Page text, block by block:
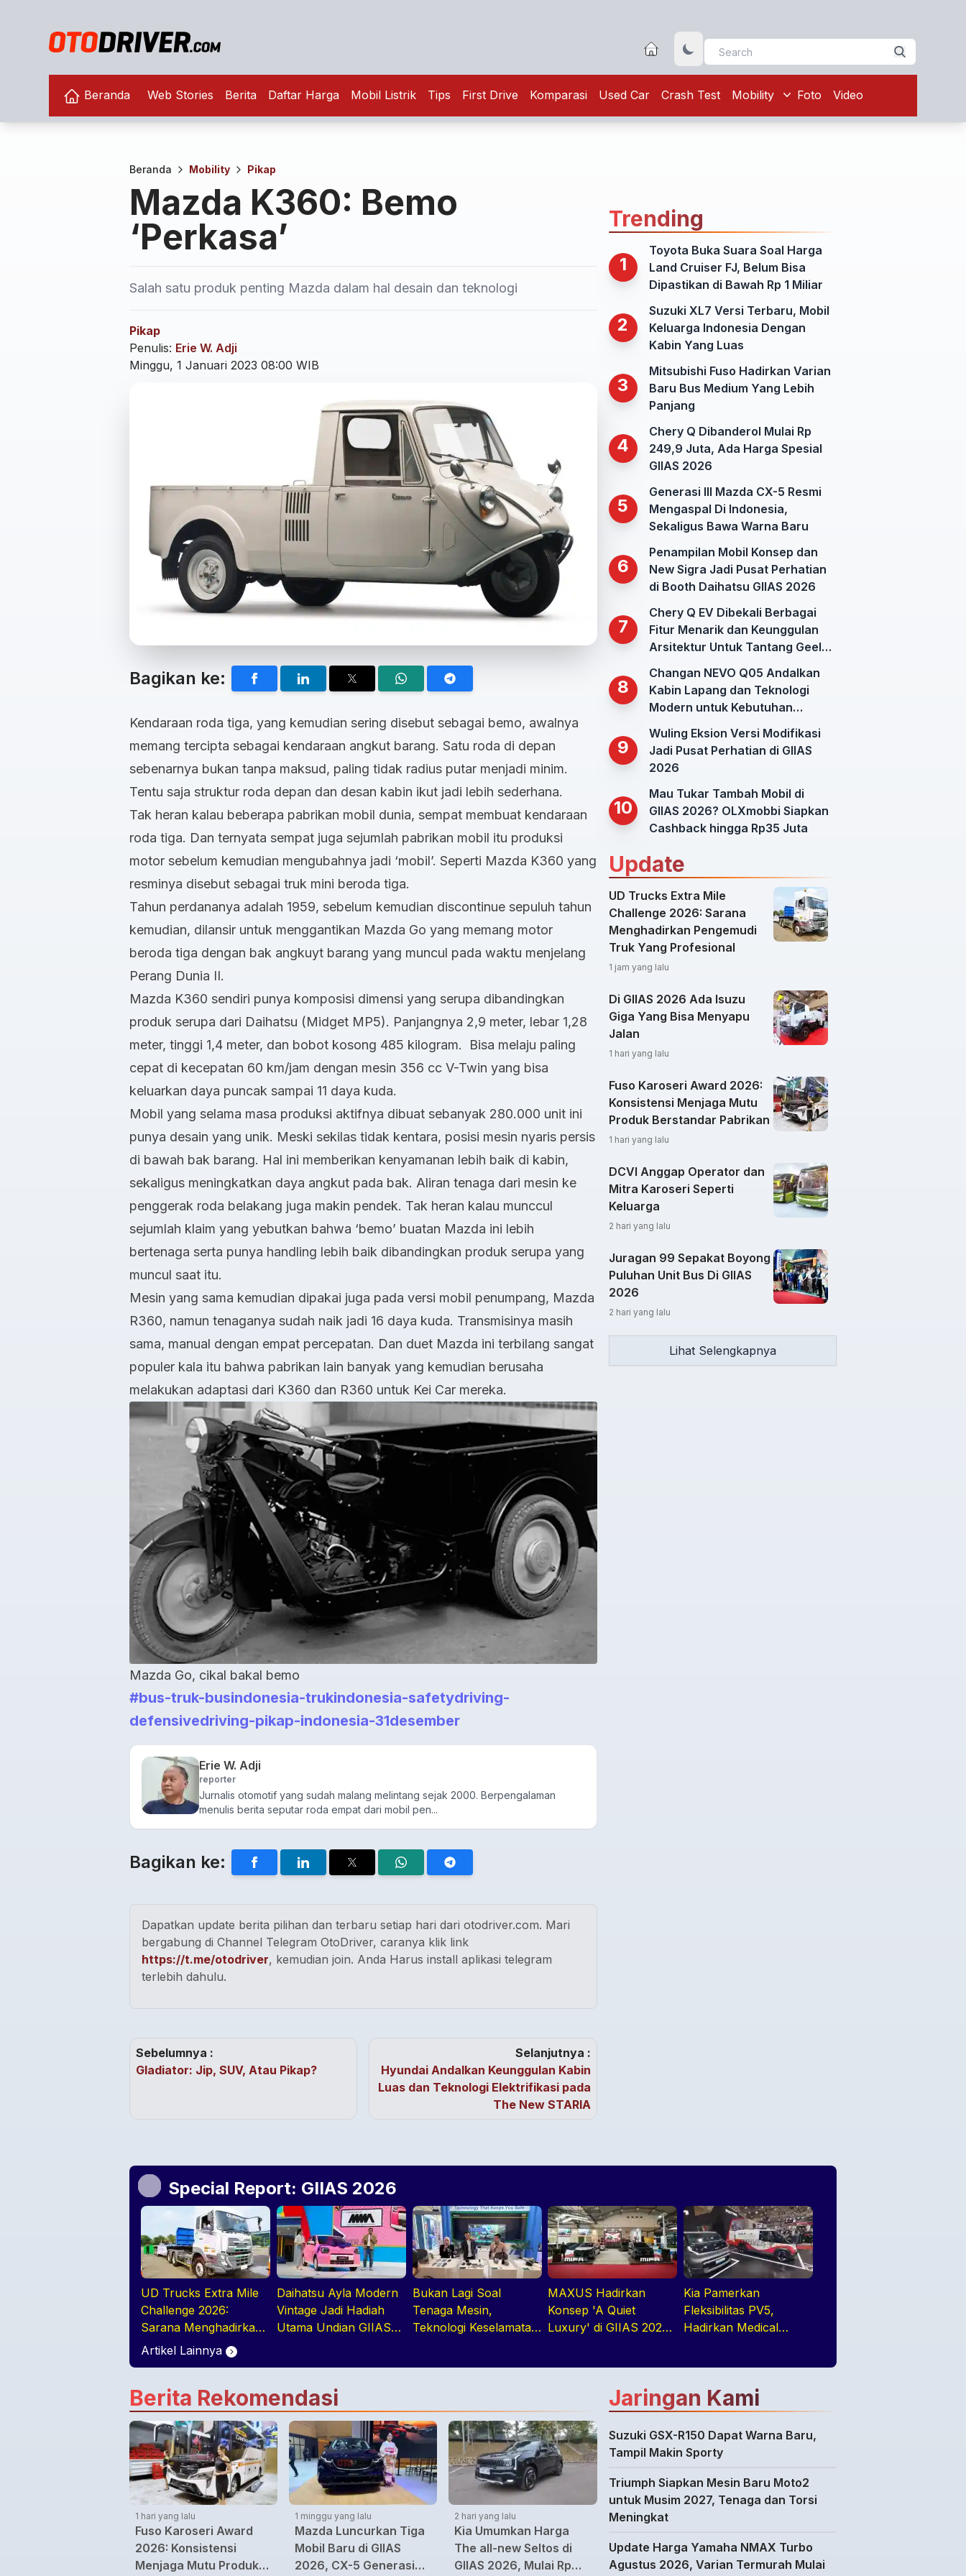
Beranda Web Stories Berita Daftar Harga Mobil Listrik Tips First Drive Komparasi Used Car Crash Test Mobility Foto Video
Beranda Mobility Pikap
Mazda K360: Bemo
‘Perkasa’
Salah satu produk penting Mazda dalam hal desain dan teknologi
Pikap
Penulis: Erie W. Adji
Minggu, 1 Januari 2023 08:00 WIB
Bagikan ke:
Kendaraan roda tiga, yang kemudian sering disebut sebagai bemo, awalnya
memang tercipta sebagai kendaraan angkut barang. Satu roda di depan
sebenarnya bukan tanpa maksud, paling tidak radius putar menjadi minim.
Tentu saja struktur roda depan dan desan kabin ikut jadi lebih sederhana.
Tak heran kalau beberapa pabrikan mobil dunia, sempat membuat kendaraan
roda tiga. Dan ternyata sempat juga sejumlah pabrikan mobil itu produksi
motor sebelum kemudian mengubahnya jadi ‘mobil’. Seperti Mazda K360 yang
resminya disebut sebagai truk mini beroda tiga.
Tahun perdananya adalah 1959, sebelum kemudian discontinue sepuluh tahun
kemudian, dilansir untuk menggantikan Mazda Go yang memang motor
beroda tiga dengan bak angkuyt barang yang muncul pada waktu menjelang
Perang Dunia II.
Mazda K360 sendiri punya komposisi dimensi yang serupa dibandingkan
produk serupa dari Daihatsu (Midget MP5). Panjangnya 2,9 meter, lebar 1,28
meter, tinggi 1,4 meter, dan bobot kosong 485 kilogram. Bisa melaju paling
cepat di kecepatan 60 km/jam dengan mesin 356 cc V-Twin yang bisa
keluarkan daya puncak sampai 11 daya kuda.
Mobil yang selama masa produksi aktifnya dibuat sebanyak 280.000 unit ini
punya desain yang unik. Meski sekilas tidak kentara, posisi mesin nyaris persis
di bawah bak barang. Hal ini memberikan kenyamanan lebih baik di kabin,
sekaligus meningkatkan daya angkut pada bak. Aliran tenaga dari mesin ke
penggerak roda belakang juga makin pendek. Tak heran kalau munccul
sejumlah klaim yang yebutkan bahwa ‘bemo’ buatan Mazda ini lebih
bertenaga serta punya handling lebih baik dibandingkan produk serupa yang
muncul saat itu.
Mesin yang sama kemudian dipakai juga pada versi mobil penumpang, Mazda
R360, namun tenaganya sudah naik jadi 16 daya kuda. Transmisinya masih
sama, manual dengan empat percepatan. Dan duet Mazda ini terbilang sangat
populer kala itu bahwa pabrikan lain banyak yang kemudian berusaha
melakukan adaptasi dari K360 dan R360 untuk Kei Car mereka.
Mazda Go, cikal bakal bemo
#bus-truk-busindonesia-trukindonesia-safetydriving-
defensivedriving-pikap-indonesia-31desember
Erie W. Adji
reporter
Jurnalis otomotif yang sudah malang melintang sejak 2000. Berpengalaman
menulis berita seputar roda empat dari mobil pen...
Bagikan ke:
Dapatkan update berita pilihan dan terbaru setiap hari dari otodriver.com. Mari
bergabung di Channel Telegram OtoDriver, caranya klik link
https://t.me/otodriver, kemudian join. Anda Harus install aplikasi telegram
terlebih dahulu.
Sebelumnya :
Gladiator: Jip, SUV, Atau Pikap?
Selanjutnya :
Hyundai Andalkan Keunggulan Kabin
Luas dan Teknologi Elektrifikasi pada
The New STARIA
Trending
1
Toyota Buka Suara Soal Harga
Land Cruiser FJ, Belum Bisa
Dipastikan di Bawah Rp 1 Miliar
2
Suzuki XL7 Versi Terbaru, Mobil
Keluarga Indonesia Dengan
Kabin Yang Luas
3
Mitsubishi Fuso Hadirkan Varian
Baru Bus Medium Yang Lebih
Panjang
4
Chery Q Dibanderol Mulai Rp
249,9 Juta, Ada Harga Spesial
GIIAS 2026
5
Generasi III Mazda CX-5 Resmi
Mengaspal Di Indonesia,
Sekaligus Bawa Warna Baru
6
Penampilan Mobil Konsep dan
New Sigra Jadi Pusat Perhatian
di Booth Daihatsu GIIAS 2026
7
Chery Q EV Dibekali Berbagai
Fitur Menarik dan Keunggulan
Arsitektur Untuk Tantang Geely
8
Changan NEVO Q05 Andalkan
Kabin Lapang dan Teknologi
Modern untuk Kebutuhan
9
Wuling Eksion Versi Modifikasi
Jadi Pusat Perhatian di GIIAS
2026
10
Mau Tukar Tambah Mobil di
GIIAS 2026? OLXmobbi Siapkan
Cashback hingga Rp35 Juta
Update
UD Trucks Extra Mile
Challenge 2026: Sarana
Menghadirkan Pengemudi
Truk Yang Profesional
1 jam yang lalu
Di GIIAS 2026 Ada Isuzu
Giga Yang Bisa Menyapu
Jalan
1 hari yang lalu
Fuso Karoseri Award 2026:
Konsistensi Menjaga Mutu
Produk Berstandar Pabrikan
1 hari yang lalu
DCVI Anggap Operator dan
Mitra Karoseri Seperti
Keluarga
2 hari yang lalu
Juragan 99 Sepakat Boyong
Puluhan Unit Bus Di GIIAS
2026
2 hari yang lalu
Lihat Selengkapnya
Special Report: GIIAS 2026
UD Trucks Extra Mile
Challenge 2026:
Sarana Menghadirkan
Pengemudi Truk Yang
Daihatsu Ayla Modern
Vintage Jadi Hadiah
Utama Undian GIIAS
Bukan Lagi Soal
Tenaga Mesin,
Teknologi Keselamatan
MAXUS Hadirkan
Konsep 'A Quiet
Luxury' di GIIAS 2026
Kia Pamerkan
Fleksibilitas PV5,
Hadirkan Medical
Artikel Lainnya
Berita Rekomendasi
1 hari yang lalu
Fuso Karoseri Award
2026: Konsistensi
Menjaga Mutu Produk
1 minggu yang lalu
Mazda Luncurkan Tiga
Mobil Baru di GIIAS
2026, CX-5 Generasi
2 hari yang lalu
Kia Umumkan Harga
The all-new Seltos di
GIIAS 2026, Mulai Rp
Jaringan Kami
Suzuki GSX-R150 Dapat Warna Baru,
Tampil Makin Sporty
Triumph Siapkan Mesin Baru Moto2
untuk Musim 2027, Tenaga dan Torsi
Meningkat
Update Harga Yamaha NMAX Turbo
Agustus 2026, Varian Termurah Mulai